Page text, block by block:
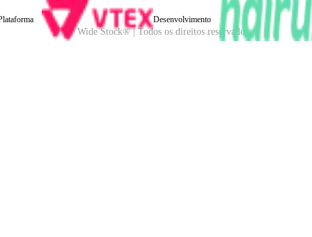
Wide Stock® | Todos os direitos reservados.
Desenvolvimento